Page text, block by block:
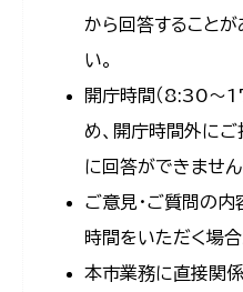
から回答することが
い。
開庁時間（8:30〜
め、開庁時間外に
に回答ができません
ご意見・ご質問の内
時間をいただく場合
本市業務に直接関